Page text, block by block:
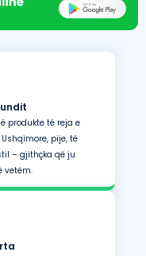
produkte të reja e
pije, të
– gjithçka që ju
vetëm.